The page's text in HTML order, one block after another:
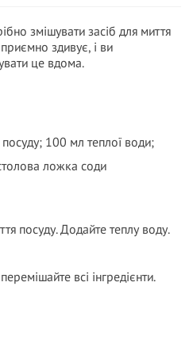
змішувати засіб для миття
здивує, і ви
це вдома.
100 мл теплої води;
ложка соди
посуду. Додайте теплу воду.
всі інгредієнти.